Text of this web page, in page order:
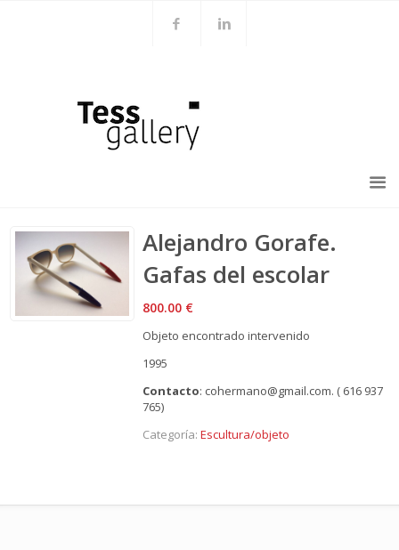
Alejandro Gorafe.
Gafas del escolar
800.00 €
Objeto encontrado intervenido
1995
Contacto: cohermano@gmail.com. ( 616 937
765)
Categoría:Escultura/objeto